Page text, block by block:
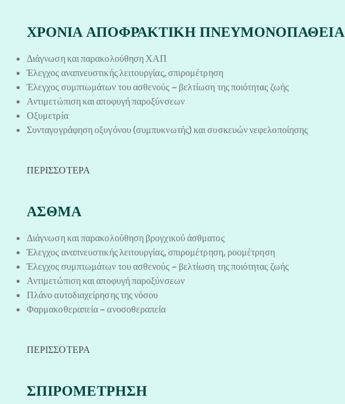
ΧΡΟΝΙΑ ΑΠΟΦΡΑΚΤΙΚΗ ΠΝΕΥΜΟΝΟΠΑΘΕΙΑ
Διάγνωση και παρακολούθηση ΧΑΠ
Έλεγχος αναπνευστικής λειτουργίας, σπιρομέτρηση
Έλεγχος συμπτωμάτων του ασθενούς – βελτίωση της ποιότητας ζωής
Αντιμετώπιση και αποφυγή παροξύνσεων
Οξυμετρία
Συνταγογράφηση οξυγόνου (συμπυκνωτής) και συσκευών νεφελοποίησης
ΠΕΡΙΣΣΟΤΕΡΑ
ΑΣΘΜΑ
Διάγνωση και παρακολούθηση βρογχικού άσθματος
Έλεγχος αναπνευστικής λειτουργίας, σπιρομέτρηση, ροομέτρηση
Έλεγχος συμπτωμάτων του ασθενούς – βελτίωση της ποιότητας ζωής
Αντιμετώπιση και αποφυγή παροξύνσεων
Πλάνο αυτοδιαχείρησης της νόσου
Φαρμακοθεραπεία – ανοσοθεραπεία
ΠΕΡΙΣΣΟΤΕΡΑ
ΣΠΙΡΟΜΕΤΡΗΣΗ